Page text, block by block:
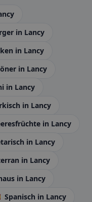
in Lancy
in Lancy
in Lancy
in Lancy
in Lancy
in Lancy
in Lancy
in Lancy
in Lancy
Spanisch in Lancy